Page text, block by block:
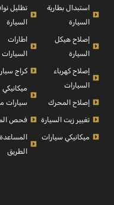
استبدال بطارية
السيارة
إصلاح هيكل
السيارة
إصلاح كهرباء
السيارات
إصلاح المحرك
تغيير زيت السيارة
ميكانيكي سيارات
تظليل
السيارة
اطارات
السيارات
كراج
ميكانيكي
سيارات
فحص
الطريق